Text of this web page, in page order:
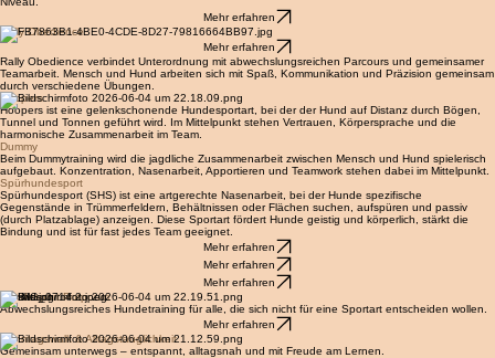
Obedience
Obedience steht für präzise Zusammenarbeit, Vertrauen und harmonisches Teamwork zwischen
Mensch und Hund. Mit Motivation und Freude entsteht eine starke Verbindung auf höchstem
Niveau.
Mehr erfahren
RallyObedience
Rally Obedience verbindet Unterordnung mit abwechslungsreichen Parcours und gemeinsamer
Teamarbeit. Mensch und Hund arbeiten sich mit Spaß, Kommunikation und Präzision gemeinsam
durch verschiedene Übungen.
Hoopers
Hoopers ist eine gelenkschonende Hundesportart, bei der der Hund auf Distanz durch Bögen,
Tunnel und Tonnen geführt wird. Im Mittelpunkt stehen Vertrauen, Körpersprache und die
harmonische Zusammenarbeit im Team.
Dummy
Beim Dummytraining wird die jagdliche Zusammenarbeit zwischen Mensch und Hund spielerisch
aufgebaut. Konzentration, Nasenarbeit, Apportieren und Teamwork stehen dabei im Mittelpunkt.
Spürhundesport
Spürhundesport (SHS) ist eine artgerechte Nasenarbeit, bei der Hunde spezifische
Gegenstände in Trümmerfeldern, Behältnissen oder Flächen suchen, aufspüren und passiv
(durch Platzablage) anzeigen. Diese Sportart fördert Hunde geistig und körperlich, stärkt die
Mehr erfahren
Mehr erfahren
Mehr erfahren
Hundesport Potpourri
Abwechslungsreiches Hundetraining für alle, die sich nicht für eine Sportart entscheiden wollen.